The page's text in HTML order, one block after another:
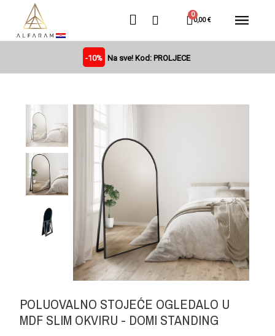
0,00 €
-10% Na sve! Kod: PROLJECE
POLUOVALNO STOJEĆE OGLEDALO U
MDF SLIM OKVIRU - DOMI STANDING